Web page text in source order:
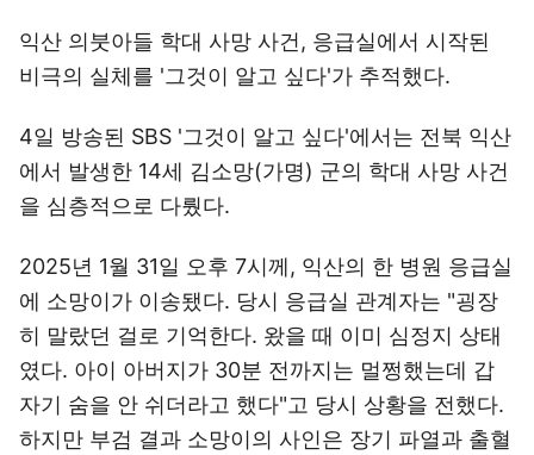
익산 의붓아들 학대 사망 사건, 응급실에서 시작된
비극의 실체를 '그것이 알고 싶다'가 추적했다.
4일 방송된 SBS '그것이 알고 싶다'에서는 전북 익산
에서 발생한 14세 김소망(가명) 군의 학대 사망 사건
을 심층적으로 다뤘다.
2025년 1월 31일 오후 7시께, 익산의 한 병원 응급실
에 소망이가 이송됐다. 당시 응급실 관계자는 "굉장
히 말랐던 걸로 기억한다. 왔을 때 이미 심정지 상태
였다. 아이 아버지가 30분 전까지는 멀쩡했는데 갑
자기 숨을 안 쉬더라고 했다"고 당시 상황을 전했다.
하지만 부검 결과 소망이의 사인은 장기 파열과 출혈